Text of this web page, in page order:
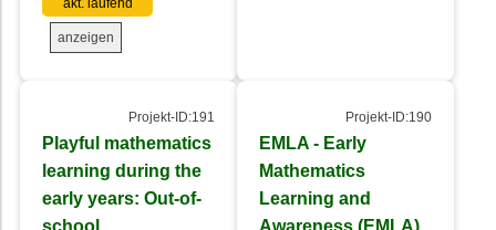
anzeigen
Projekt-ID:191
Playful mathematics
learning during the
early years: Out-of-
school
Projekt-ID:190
EMLA - Early
Mathematics
Learning and
Awareness (EMLA)